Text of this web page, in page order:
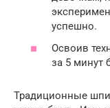
успешно.
Освоив
за 5 минут
Традиционные